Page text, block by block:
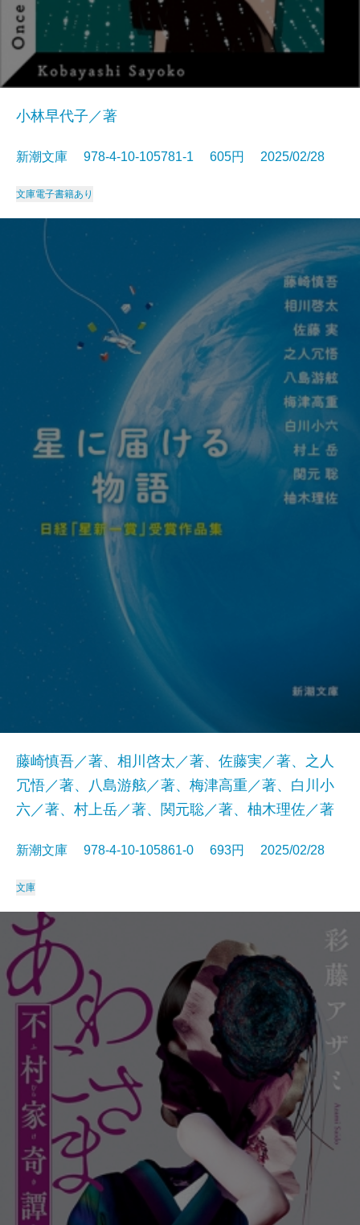
小林早代子／著
新潮文庫 978-4-10-105781-1 605円 2025/02/28
文庫電子書籍あり
藤崎慎吾／著、相川啓太／著、佐藤実／著、之人
冗悟／著、八島游舷／著、梅津高重／著、白川小
六／著、村上岳／著、関元聡／著、柚木理佐／著
新潮文庫 978-4-10-105861-0 693円 2025/02/28
文庫